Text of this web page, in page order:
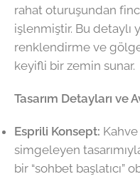
rahat oturuşundan
işlenmiştir. Bu detaylı
renklendirme ve
keyifli bir zemin sunar.
Tasarım Detayları ve
Esprili Konsept:
simgeleyen
bir “sohbet başlatıcı”